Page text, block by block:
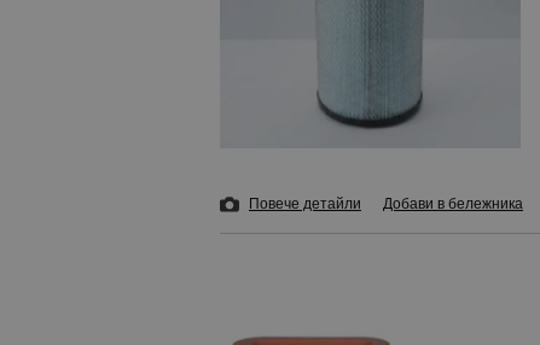
Повече детайли Добави в бележника